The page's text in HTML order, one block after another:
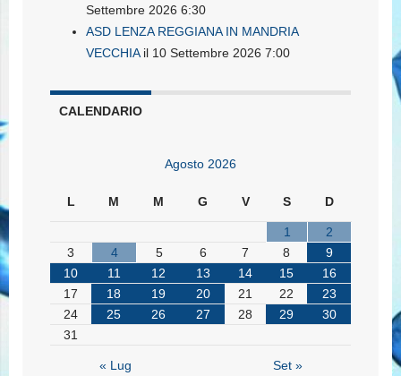
Settembre 2026 6:30
ASD LENZA REGGIANA IN MANDRIA
VECCHIAil 10 Settembre 2026 7:00
CALENDARIO
Agosto 2026
L M M G V S D
1
2
3
4 5 6 7 8
9
10
11 12 13 14 15
16
17
18 19 20 21 22
23
24
25 26 27 28 29
30
31
« Lug Set »